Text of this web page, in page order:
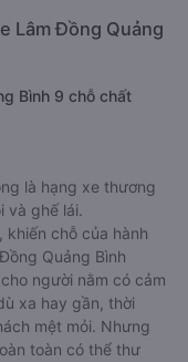
Lâm Đồng Quảng
Bình 9 chỗ chất
là hạng xe thương
và ghế lái.
chỗ của hành
Quảng Bình
người nằm có cảm
xa hay gần, thời
mệt mỏi. Nhưng
toàn có thể thư